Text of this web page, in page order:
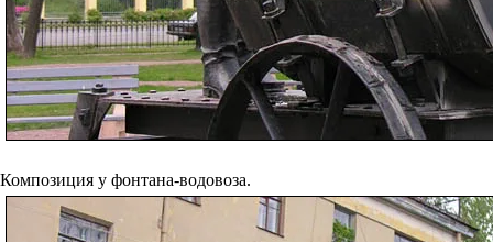
Композиция у фонтана-водовоза.